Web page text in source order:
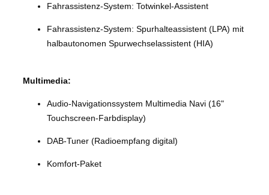
Fahrassistenz-System: Totwinkel-Assistent
Fahrassistenz-System: Spurhalteassistent (LPA) mit
halbautonomen Spurwechselassistent (HIA)
Multimedia:
Audio-Navigationssystem Multimedia Navi (16"
Touchscreen-Farbdisplay)
DAB-Tuner (Radioempfang digital)
Komfort-Paket